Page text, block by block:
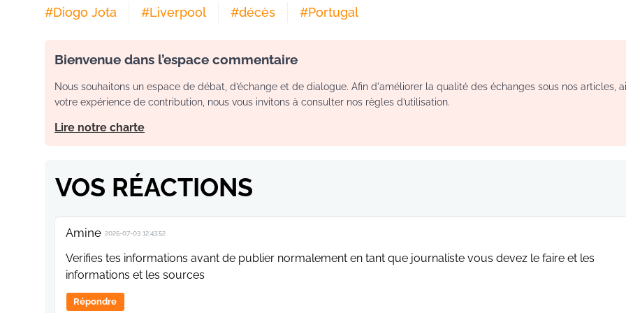
#Diogo Jota #Liverpool #décès #Portugal
Bienvenue dans l’espace commentaire
Nous souhaitons un espace de débat, d’échange et de dialogue. Afin d'améliorer la qualité des échanges sous nos articles,
votre expérience de contribution, nous vous invitons à consulter nos règles d’utilisation.
Lire notre charte
VOS RÉACTIONS
Amine 2025-07-03 12:43:52
Verifies tes informations avant de publier normalement en tant que journaliste vous devez le faire et les
informations et les sources
Répondre